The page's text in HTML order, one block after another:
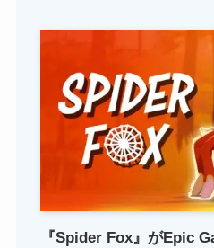
『Spider Fox』がEpic